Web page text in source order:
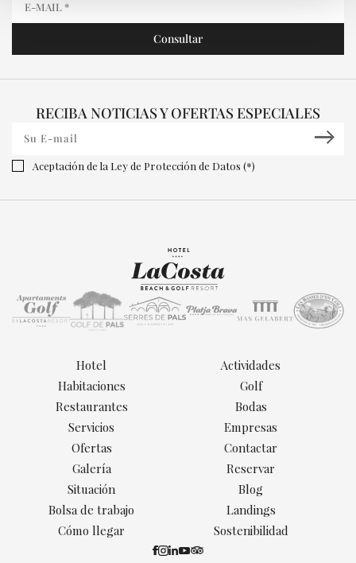
RECIBA NOTICIAS Y OFERTAS ESPECIALES
Aceptación de la Ley de Protección de Datos (*)
Hotel
Habitaciones
Restaurantes
Servicios
Actividades
Golf
Bodas
Empresas
Ofertas
Galería
Situación
Bolsa de trabajo
Cómo llegar
Contactar
Reservar
Blog
Landings
Sostenibilidad